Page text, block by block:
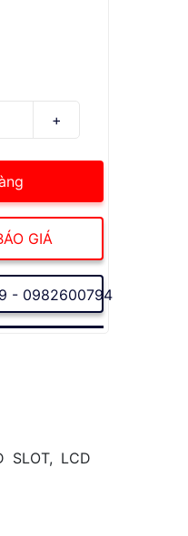
GIÁ
- 0982600794
SLOT, LCD